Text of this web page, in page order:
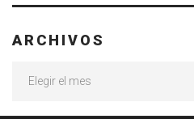
ARCHIVOS